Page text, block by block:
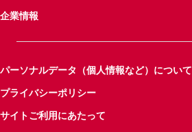
企業情報
パーソナルデータ（個人情報など）について
プライバシーポリシー
サイトご利用にあたって